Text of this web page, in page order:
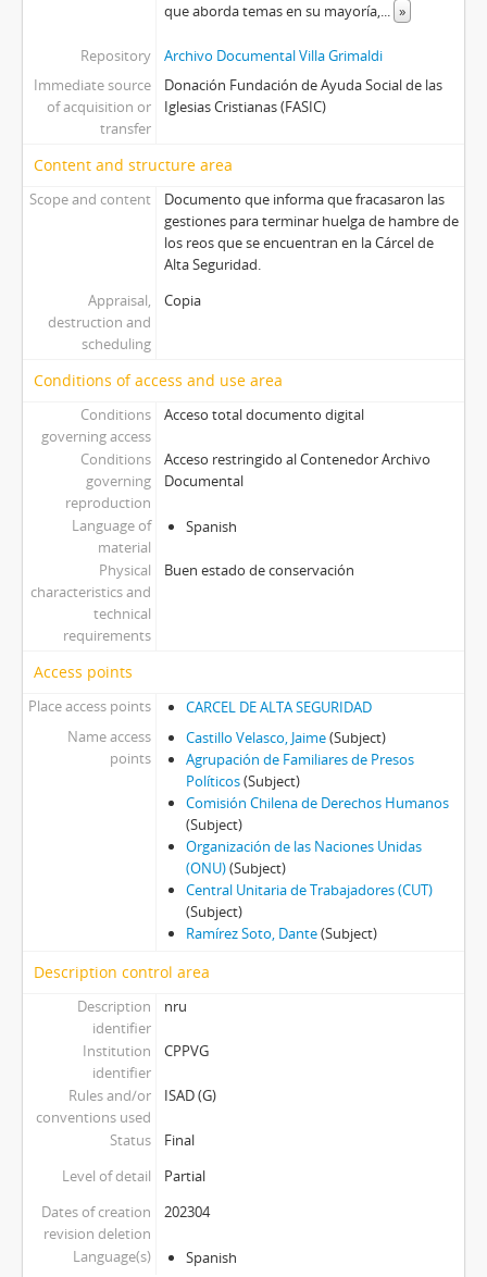
que aborda temas en su mayoría,... »
Repository
Archivo Documental Villa Grimaldi
Immediate source
of acquisition or
transfer
Donación Fundación de Ayuda Social de las
Iglesias Cristianas (FASIC)
Content and structure area
Scope and content
Documento que informa que fracasaron las
gestiones para terminar huelga de hambre de
los reos que se encuentran en la Cárcel de
Alta Seguridad.
Appraisal,
destruction and
scheduling
Copia
Conditions of access and use area
Conditions
governing access
Acceso total documento digital
Conditions
governing
reproduction
Acceso restringido al Contenedor Archivo
Documental
Language of
material
Spanish
Physical
characteristics and
technical
requirements
Buen estado de conservación
Access points
Place access points
CARCEL DE ALTA SEGURIDAD
Name access
points
Castillo Velasco, Jaime(Subject)
Agrupación de Familiares de Presos
Políticos(Subject)
Comisión Chilena de Derechos Humanos
(Subject)
Organización de las Naciones Unidas
(ONU)(Subject)
Central Unitaria de Trabajadores (CUT)
(Subject)
Ramírez Soto, Dante(Subject)
Description control area
Description
identifier
nru
Institution
identifier
CPPVG
Rules and/or
conventions used
ISAD (G)
Status
Final
Level of detail
Partial
Dates of creation
revision deletion
202304
Language(s) Spanish